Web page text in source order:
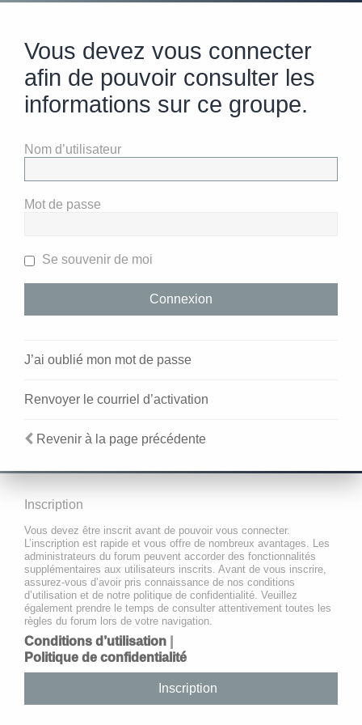
Vous devez vous connecter
afin de pouvoir consulter les
informations sur ce groupe.
Nom d’utilisateur
Mot de passe
Se souvenir de moi
J’ai oublié mon mot de passe
Renvoyer le courriel d’activation
Revenir à la page précédente
Inscription
Vous devez être inscrit avant de pouvoir vous connecter.
L’inscription est rapide et vous offre de nombreux avantages. Les
administrateurs du forum peuvent accorder des fonctionnalités
supplémentaires aux utilisateurs inscrits. Avant de vous inscrire,
assurez-vous d’avoir pris connaissance de nos conditions
d’utilisation et de notre politique de confidentialité. Veuillez
également prendre le temps de consulter attentivement toutes les
règles du forum lors de votre navigation.
Conditions d’utilisation
Politique de confidentialité
Inscription